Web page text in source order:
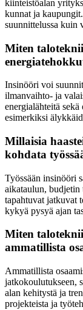
kiinteistöalan
kunnat ja
suunnittelussa kuin
Miten
Insinööri voi
ilmanvaihto- ja
energialähteitä
esimerkiksi
Millaisia
kohdata
Työssään insinööri
aikataulun, budjetin
tapahtuvat jatkuvat
kykyä pysyä ajan
Miten
ammatillista
Ammatillista
jatkokoulutukseen,
alan kehitystä ja
projekteista ja